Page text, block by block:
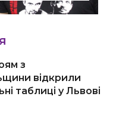
з
відкрили
таблиці у Львові